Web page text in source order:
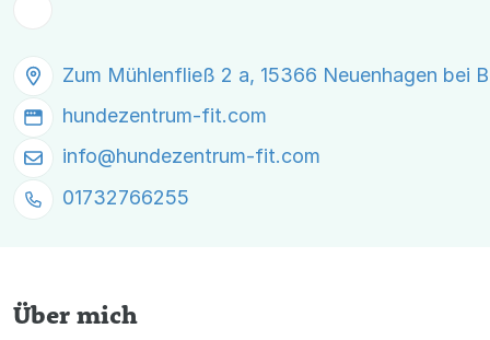
Zum Mühlenfließ 2 a, 15366 Neuenhagen bei
hundezentrum-fit.com
info@hundezentrum-fit.com
01732766255
Über mich